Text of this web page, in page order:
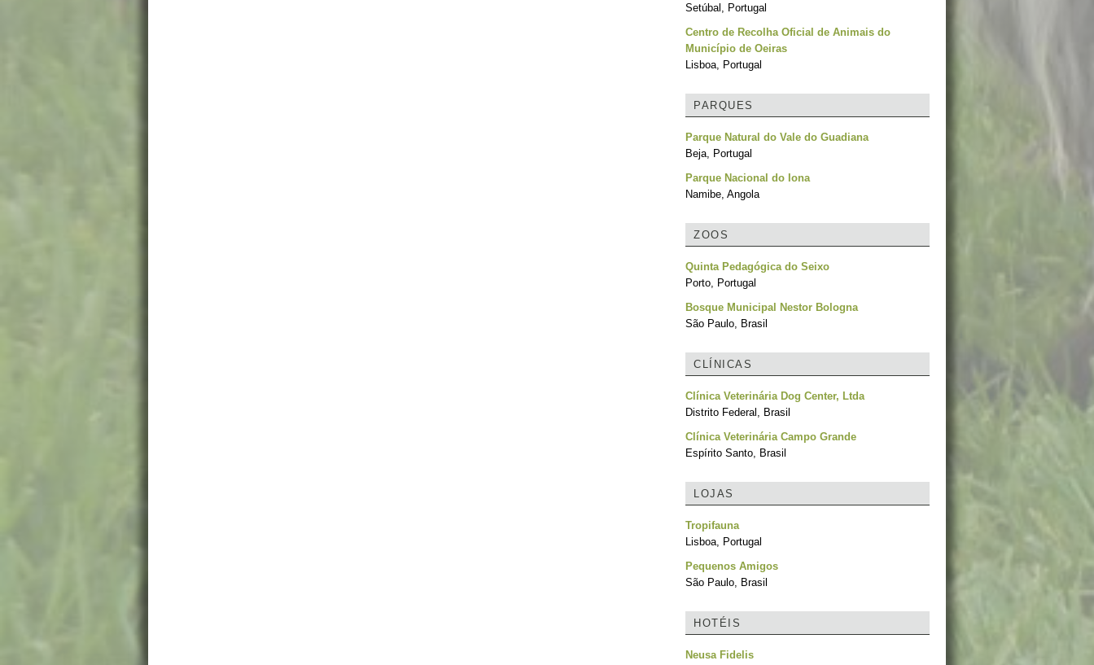
Setúbal, Portugal
Centro de Recolha Oficial de Animais do
Município de Oeiras
Lisboa, Portugal
PARQUES
Parque Natural do Vale do Guadiana
Beja, Portugal
Parque Nacional do Iona
Namibe, Angola
ZOOS
Quinta Pedagógica do Seixo
Porto, Portugal
Bosque Municipal Nestor Bologna
São Paulo, Brasil
CLÍNICAS
Clínica Veterinária Dog Center, Ltda
Distrito Federal, Brasil
Clínica Veterinária Campo Grande
Espírito Santo, Brasil
LOJAS
Tropifauna
Lisboa, Portugal
Pequenos Amigos
São Paulo, Brasil
HOTÉIS
Neusa Fidelis